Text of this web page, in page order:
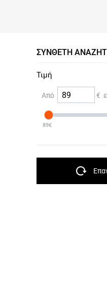
ΣΎΝΘΕΤΗ
Τιμή
Από €
89€